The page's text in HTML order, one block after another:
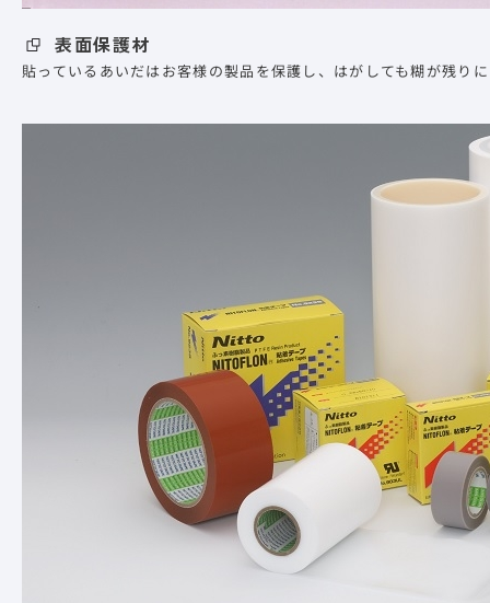
表面保護材
貼っているあいだはお客様の製品を保護し、はがしても糊が残り